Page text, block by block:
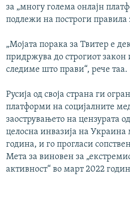
за „многу голема онлајн
подлежи на построги правила
„Мојата порака за Твитер е
придржува до строгиот закон
следиме што прави“, рече таа.
Русија од своја страна ги
платформи на социјалните
заострувањето на цензурата
целосна инвазија на Украина
година, и го прогласи
Мета за виновен за
активност“ во март 2022